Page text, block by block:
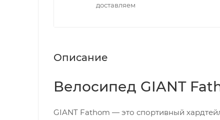
доставляем
Описание
Велосипед GIANT
GIANT Fathom — это спортивный